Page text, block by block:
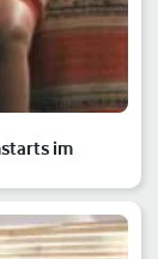
im